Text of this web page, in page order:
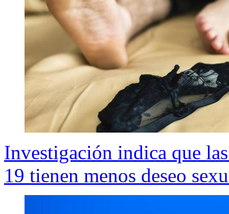
Investigación indica que
19 tienen menos deseo